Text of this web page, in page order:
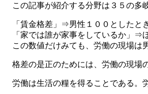
この記事が紹介する分野は３５の多
「賃金格差」⇒男性１００としたと
「家では誰が家事をしているか」⇒
この数値だけみても、労働の現場は
格差の是正のためには、労働の現場
労働は生活の糧を得ることである。